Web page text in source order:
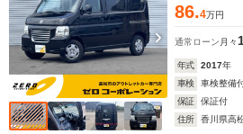
86.4万円
通常ローン 月々
年式 2017年
車検
車検整備
保証
保証付
住所
香川県高